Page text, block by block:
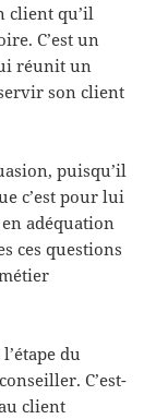
client qu’il
C’est un
réunit un
son client
puisqu’il
c’est pour lui
adéquation
ces questions
du
C’est-
client